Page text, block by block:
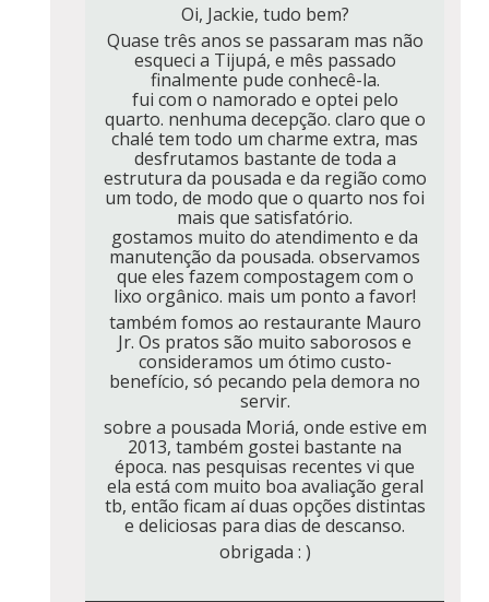
Oi, Jackie, tudo bem?
Quase três anos se passaram mas não
esqueci a Tijupá, e mês passado
finalmente pude conhecê-la.
fui com o namorado e optei pelo
quarto. nenhuma decepção. claro que o
chalé tem todo um charme extra, mas
desfrutamos bastante de toda a
estrutura da pousada e da região como
um todo, de modo que o quarto nos foi
mais que satisfatório.
gostamos muito do atendimento e da
manutenção da pousada. observamos
que eles fazem compostagem com o
lixo orgânico. mais um ponto a favor!
também fomos ao restaurante Mauro
Jr. Os pratos são muito saborosos e
consideramos um ótimo custo-
benefício, só pecando pela demora no
servir.
sobre a pousada Moriá, onde estive em
2013, também gostei bastante na
época. nas pesquisas recentes vi que
ela está com muito boa avaliação geral
tb, então ficam aí duas opções distintas
e deliciosas para dias de descanso.
obrigada : )